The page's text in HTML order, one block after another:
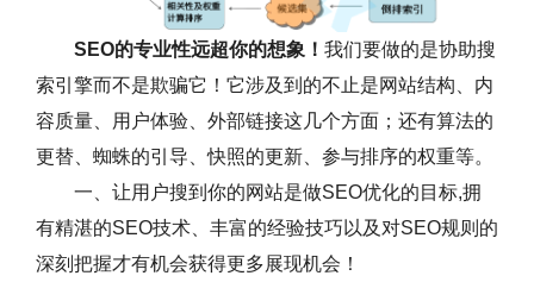
SEO的专业性远超你的想象！ 我们要做的是协助搜
索引擎而不是欺骗它！它涉及到的不止是网站结构、内
容质量、用户体验、外部链接这几个方面；还有算法的
更替、蜘蛛的引导、快照的更新、参与排序的权重等。
一、让用户搜到你的网站是做SEO优化的目标,拥
有精湛的SEO技术、丰富的经验技巧以及对SEO规则的
深刻把握才有机会获得更多展现机会！